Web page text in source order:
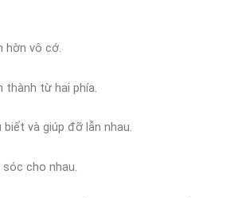
hờn vô cớ.
thành từ hai phía.
biết và giúp đỡ lẫn nhau.
sóc cho nhau.